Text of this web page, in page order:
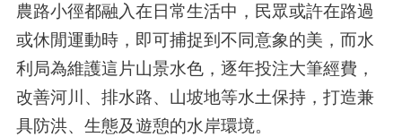
農路小徑都融入在日常生活中，民眾或許在路過
或休閒運動時，即可捕捉到不同意象的美，而水
利局為維護這片山景水色，逐年投注大筆經費，
改善河川、排水路、山坡地等水土保持，打造兼
具防洪、生態及遊憩的水岸環境。